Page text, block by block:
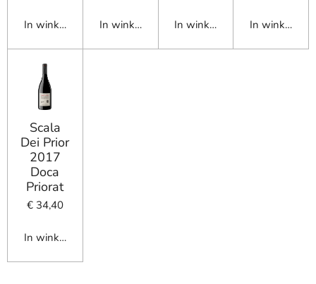
In winkelwagenIn winkelwagenIn winkelwagenIn
Scala
Dei Prior
2017
Doca
Priorat
€ 34,40
In winkelwagen